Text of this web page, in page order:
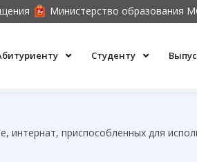
Министерство образования
Студенту
интернат, приспособленных для